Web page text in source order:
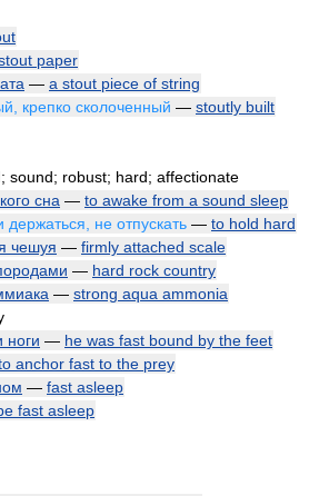
paper
— a stout piece of string
крепко сколоченный — stoutly built
sound; robust; hard; affectionate
сна — to awake from a sound sleep
держаться, не отпускать — to hold hard
чешуя — firmly attached scale
— hard rock country
— strong aqua ammonia
ноги — he was fast bound by the feet
anchor fast to the prey
— fast asleep
fast asleep